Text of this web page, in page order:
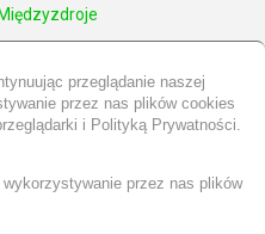
przeglądanie naszej
przez nas plików cookies
i Polityką Prywatności.
przez nas plików